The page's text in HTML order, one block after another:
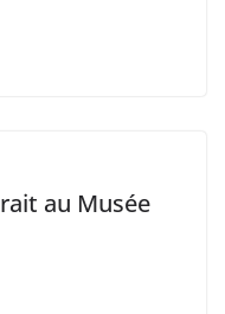
au Musée